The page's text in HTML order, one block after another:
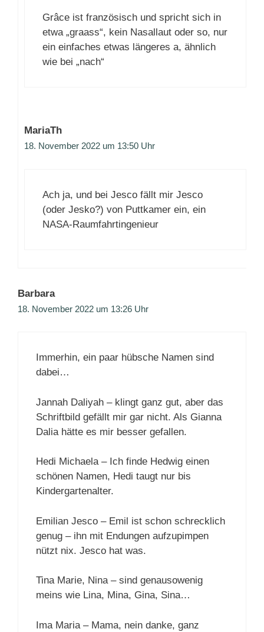
Grâce ist französisch und spricht sich in
etwa „graass“, kein Nasallaut oder so, nur
ein einfaches etwas längeres a, ähnlich
wie bei „nach“
MariaTh
18. November 2022 um 13:50 Uhr
Ach ja, und bei Jesco fällt mir Jesco
(oder Jesko?) von Puttkamer ein, ein
NASA-Raumfahrtingenieur
Barbara
18. November 2022 um 13:26 Uhr
Immerhin, ein paar hübsche Namen sind
dabei…
Jannah Daliyah – klingt ganz gut, aber das
Schriftbild gefällt mir gar nicht. Als Gianna
Dalia hätte es mir besser gefallen.
Hedi Michaela – Ich finde Hedwig einen
schönen Namen, Hedi taugt nur bis
Kindergartenalter.
Emilian Jesco – Emil ist schon schrecklich
genug – ihn mit Endungen aufzupimpen
nützt nix. Jesco hat was.
Tina Marie, Nina – sind genausowenig
meins wie Lina, Mina, Gina, Sina…
Ima Maria – Mama, nein danke, ganz